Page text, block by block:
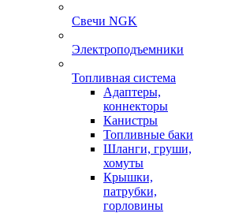
Свечи NGK
Электроподъемники
Топливная система
Адаптеры,
коннекторы
Канистры
Топливные баки
Шланги, груши,
хомуты
Крышки,
патрубки,
горловины